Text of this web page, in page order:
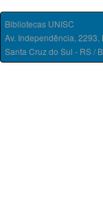
Bibliotecas UNISC
Av. Independência,
Santa Cruz do Sul - RS /